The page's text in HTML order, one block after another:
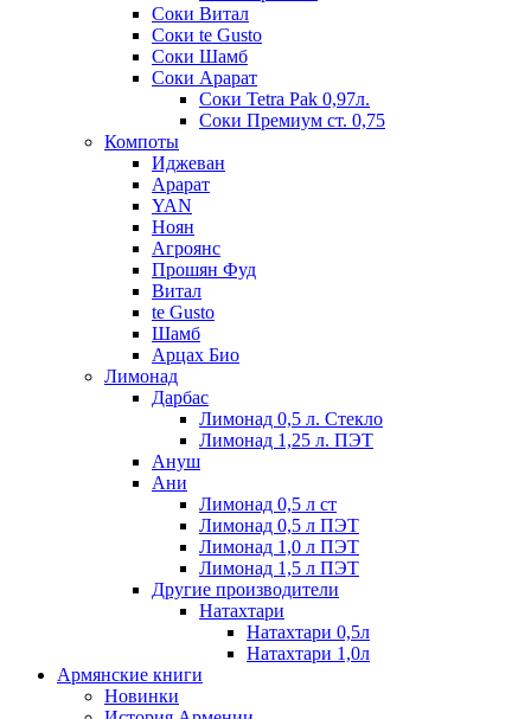
Соки Витал
Соки te Gusto
Соки Шамб
Соки Арарат
Соки Tetra Pak 0,97л.
Соки Премиум ст. 0,75
Компоты
Иджеван
Арарат
YAN
Ноян
Агроянс
Прошян Фуд
Витал
te Gusto
Шамб
Арцах Био
Лимонад
Дарбас
Лимонад 0,5 л. Стекло
Лимонад 1,25 л. ПЭТ
Ануш
Ани
Лимонад 0,5 л ст
Лимонад 0,5 л ПЭТ
Лимонад 1,0 л ПЭТ
Лимонад 1,5 л ПЭТ
Другие производители
Натахтари
Натахтари 0,5л
Натахтари 1,0л
Армянские книги
Новинки